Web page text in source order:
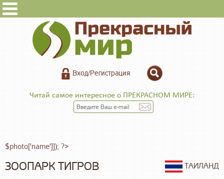
Вход/Регистрация
Читай самое интересное о ПРЕКРАСНОМ МИРЕ:
$photo['name']]); ?>
ЗООПАРК ТИГРОВ ТАИЛАНД